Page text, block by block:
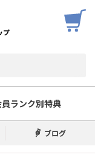
プ
ランク別特典
ブログ